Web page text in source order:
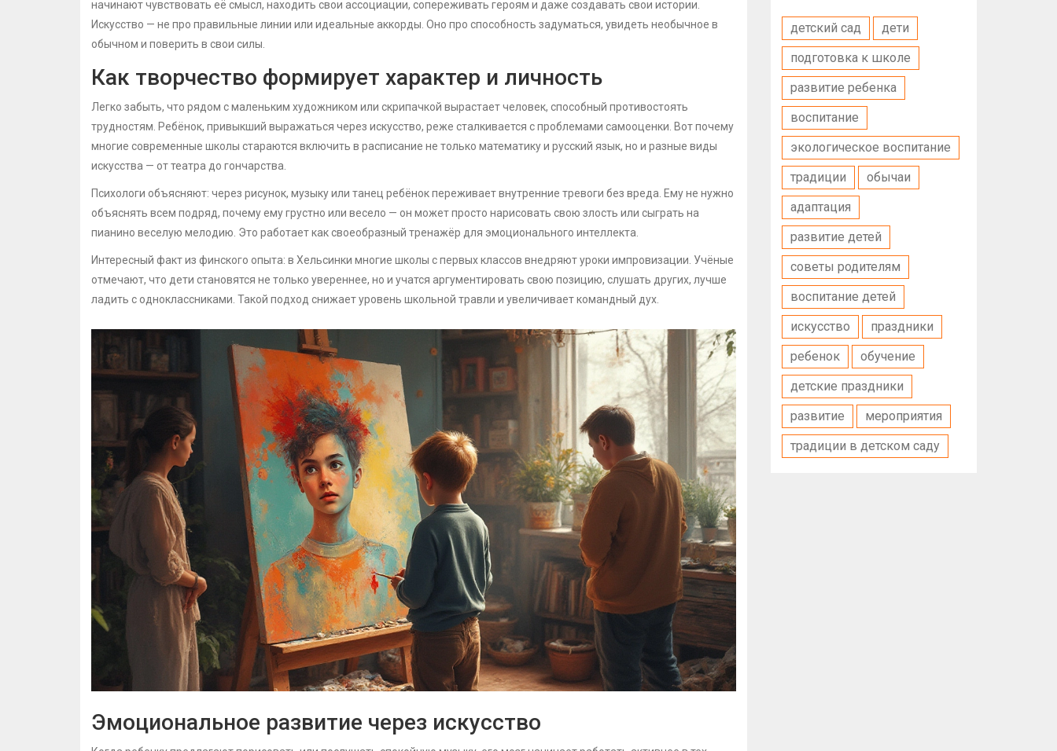
начинают чувствовать её смысл, находить свои ассоциации, сопереживать героям и даже создавать свои истории.
Искусство — не про правильные линии или идеальные аккорды. Оно про способность задуматься, увидеть необычное в
обычном и поверить в свои силы.
Как творчество формирует характер и личность
Легко забыть, что рядом с маленьким художником или скрипачкой вырастает человек, способный противостоять
трудностям. Ребёнок, привыкший выражаться через искусство, реже сталкивается с проблемами самооценки. Вот почему
многие современные школы стараются включить в расписание не только математику и русский язык, но и разные виды
искусства — от театра до гончарства.
Психологи объясняют: через рисунок, музыку или танец ребёнок переживает внутренние тревоги без вреда. Ему не нужно
объяснять всем подряд, почему ему грустно или весело — он может просто нарисовать свою злость или сыграть на
пианино веселую мелодию. Это работает как своеобразный тренажёр для эмоционального интеллекта.
Интересный факт из финского опыта: в Хельсинки многие школы с первых классов внедряют уроки импровизации. Учёные
отмечают, что дети становятся не только увереннее, но и учатся аргументировать свою позицию, слушать других, лучше
ладить с одноклассниками. Такой подход снижает уровень школьной травли и увеличивает командный дух.
Эмоциональное развитие через искусство
детский сад
дети
подготовка к школе
развитие ребенка
воспитание
экологическое воспитание
традиции
обычаи
адаптация
развитие детей
советы родителям
воспитание детей
искусство
праздники
ребенок
обучение
детские праздники
развитие
мероприятия
традиции в детском саду